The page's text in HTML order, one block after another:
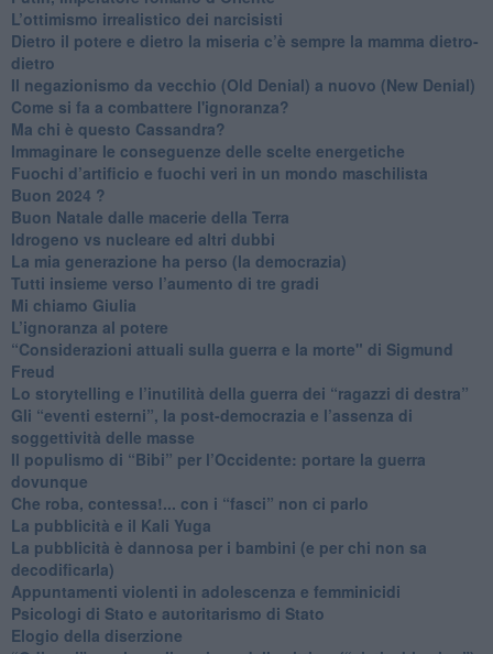
​L’ottimismo irrealistico dei narcisisti
​Dietro il potere e dietro la miseria c’è sempre la mamma dietro-
dietro
Il negazionismo da vecchio (Old Denial) a nuovo (New Denial)
Come si fa a combattere l'ignoranza?
Ma chi è questo Cassandra?
Immaginare le conseguenze delle scelte energetiche
​Fuochi d’artificio e fuochi veri in un mondo maschilista
Buon 2024 ?
​Buon Natale dalle macerie della Terra
​Idrogeno vs nucleare ed altri dubbi
​La mia generazione ha perso (la democrazia)
​Tutti insieme verso l’aumento di tre gradi
Mi chiamo Giulia
L’ignoranza al potere
​“Considerazioni attuali sulla guerra e la morte" di Sigmund
Freud
​Lo storytelling e l’inutilità della guerra dei “ragazzi di destra”
​Gli “eventi esterni”, la post-democrazia e l’assenza di
soggettività delle masse
​Il populismo di “Bibi” per l’Occidente: portare la guerra
dovunque
​Che roba, contessa!... con i “fasci” non ci parlo
La pubblicità e il Kali Yuga
​La pubblicità è dannosa per i bambini (e per chi non sa
decodificarla)
​Appuntamenti violenti in adolescenza e femminicidi
​Psicologi di Stato e autoritarismo di Stato
Elogio della diserzione